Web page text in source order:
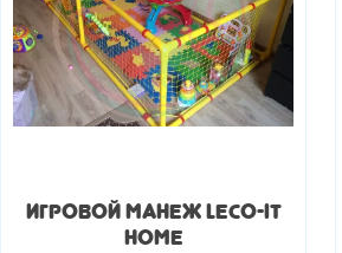
Игровой манеж LECO-IT
HOME